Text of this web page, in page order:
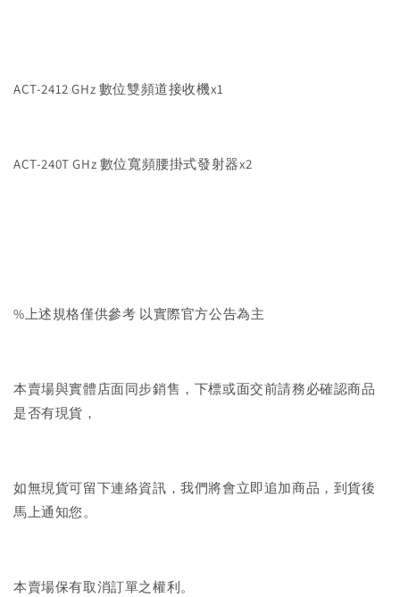
ACT-2412 GHz 數位雙頻道接收機x1
ACT-240T GHz 數位寬頻腰掛式發射器x2
%上述規格僅供參考 以實際官方公告為主
本賣場與實體店面同步銷售，下標或面交前請務必確認商品
是否有現貨，
如無現貨可留下連絡資訊，我們將會立即追加商品，到貨後
馬上通知您。
本賣場保有取消訂單之權利。